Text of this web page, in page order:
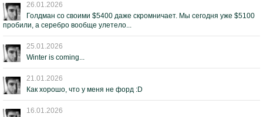
26.01.2026
Голдман со своими $5400 даже скромничает. Мы сегодня уже $5100
пробили, а серебро вообще улетело...
25.01.2026
Winter is coming...
21.01.2026
Как хорошо, что у меня не форд :D
16.01.2026